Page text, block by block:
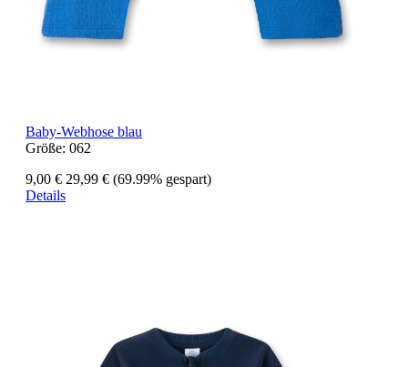
Baby-Webhose blau
Größe: 062
9,00 € 29,99 € (69.99% gespart)
Details